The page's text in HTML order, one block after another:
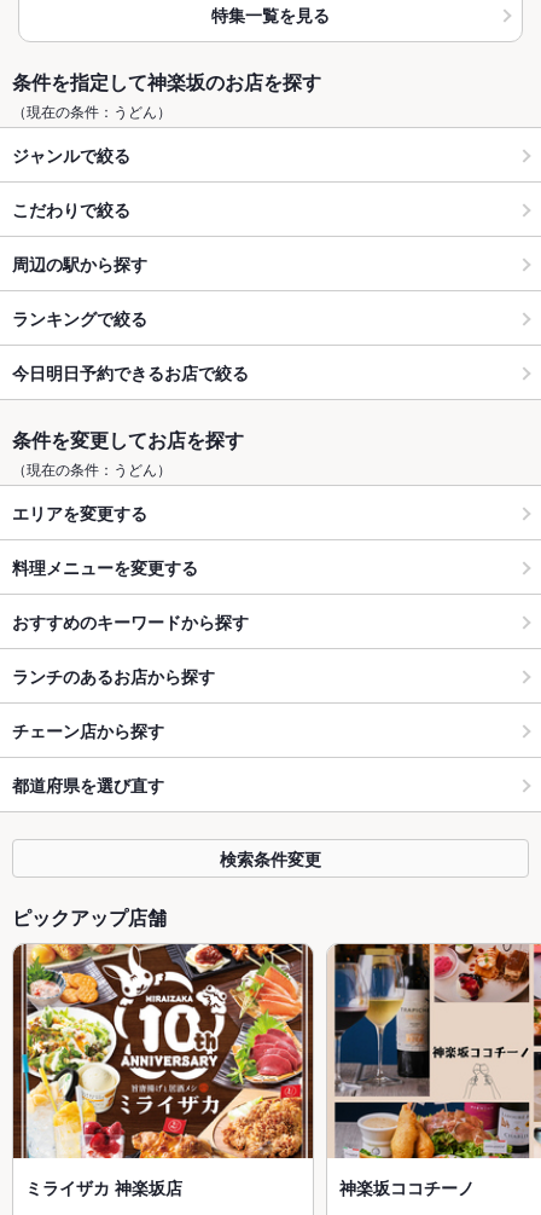
特集一覧を見る
条件を指定して神楽坂のお店を探す
（現在の条件：うどん）
ジャンルで絞る
こだわりで絞る
周辺の駅から探す
ランキングで絞る
今日明日予約できるお店で絞る
条件を変更してお店を探す
（現在の条件：うどん）
エリアを変更する
料理メニューを変更する
おすすめのキーワードから探す
ランチのあるお店から探す
チェーン店から探す
都道府県を選び直す
検索条件変更
ピックアップ店舗
ミライザカ 神楽坂店 神楽坂ココチーノ